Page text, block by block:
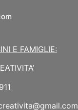
E FAMIGLIE: